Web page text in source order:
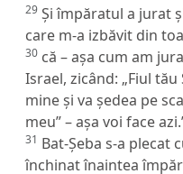
29 Și împăratul a jurat
care m-a izbăvit din
30 că – așa cum am
Israel, zicând: „Fiul
mine și va ședea pe
meu” – așa voi face
31 Bat-Șeba s-a plecat
închinat înaintea